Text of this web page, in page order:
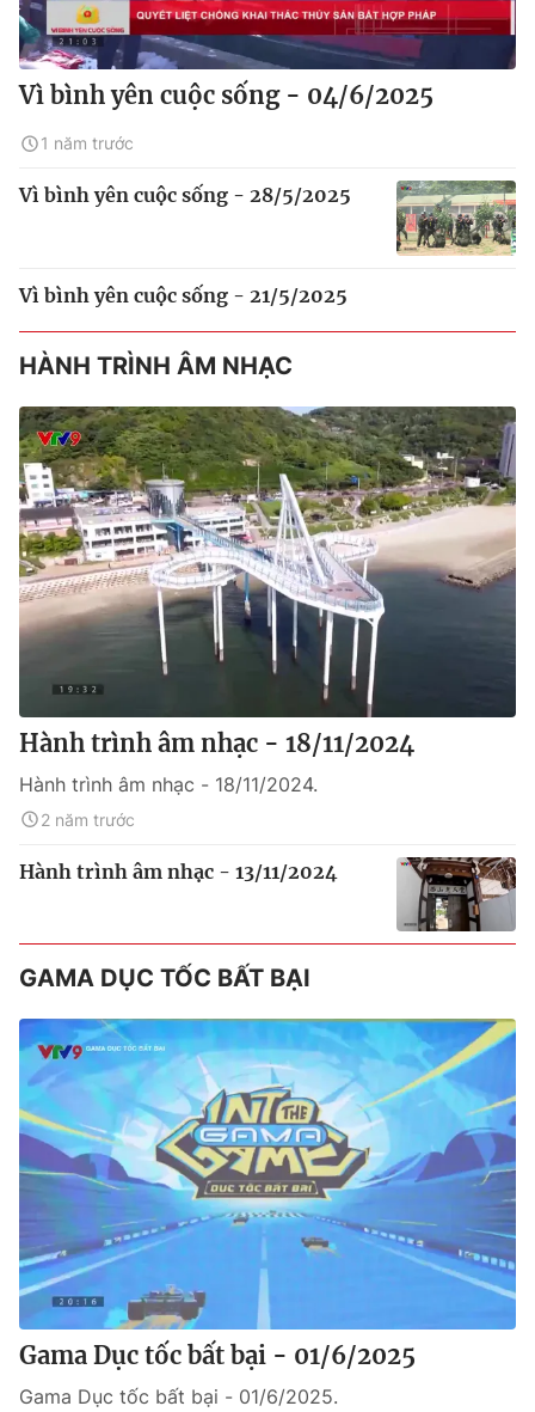
Vì bình yên cuộc sống - 04/6/2025
1 năm trước
Vì bình yên cuộc sống - 28/5/2025
Vì bình yên cuộc sống - 21/5/2025
HÀNH TRÌNH ÂM NHẠC
Hành trình âm nhạc - 18/11/2024
Hành trình âm nhạc - 18/11/2024.
2 năm trước
Hành trình âm nhạc - 13/11/2024
GAMA DỤC TỐC BẤT BẠI
Gama Dục tốc bất bại - 01/6/2025
Gama Dục tốc bất bại - 01/6/2025.